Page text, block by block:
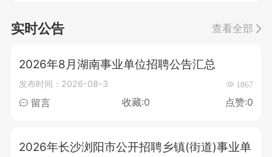
实时公告 查看全部
2026年8月湖南事业单位招聘公告汇总
发布时间：2026-08-3 1867
留言 收藏:0 点赞:0
2026年长沙浏阳市公开招聘乡镇(街道)事业单